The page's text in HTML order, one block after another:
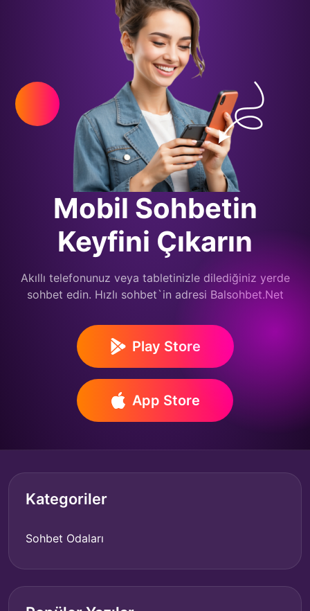
Mobil Sohbetin
Keyfini Çıkarın
Akıllı telefonunuz veya tabletinizle dilediğiniz yerde
sohbet edin. Hızlı sohbet`in adresi Balsohbet.Net
Play Store
App Store
Kategoriler
Sohbet Odaları